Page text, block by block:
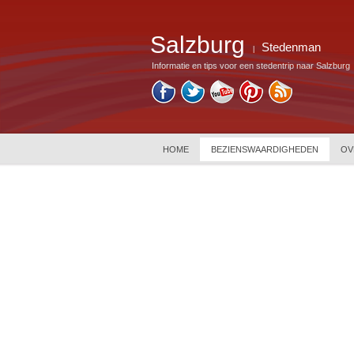
Salzburg Stedenman
Informatie en tips voor een stedentrip naar Salzburg
HOME BEZIENSWAARDIGHEDEN